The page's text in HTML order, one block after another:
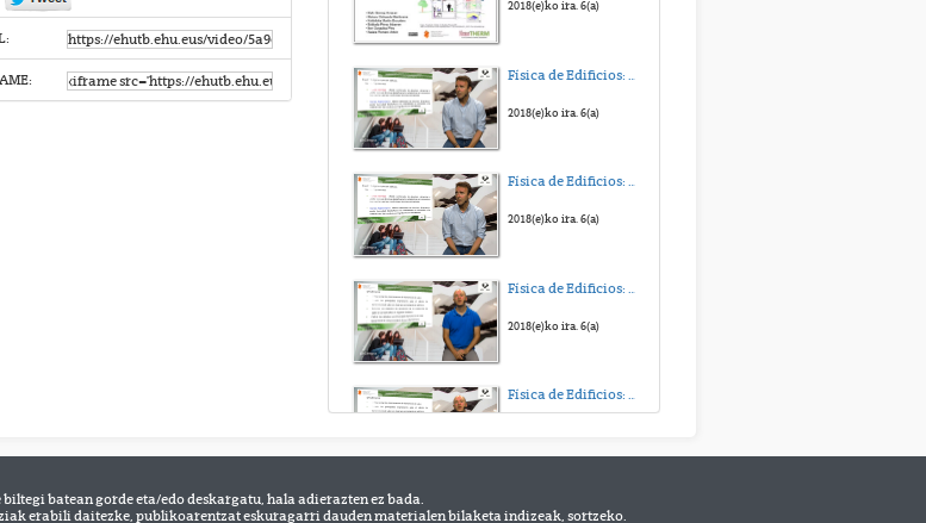
2018(e)ko ira. 6(a)
2018(e)ko ira. 6(a)
Física de Edificios: Transmision de Calor y Masa. Tema 3
2018(e)ko ira. 6(a)
2018(e)ko ira. 6(a)
Física de Edificios: Transmision de Calor y Masa. Tema 1
batean gorde eta/edo deskargatu, hala adierazten ez bada.
erabili daitezke, publikoarentzat eskuragarri dauden materialen bilaketa indizeak, sortzeko.